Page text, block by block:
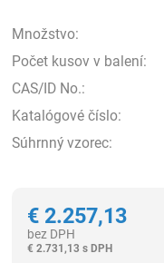
Množstvo:
Počet kusov v balení:
CAS/ID No.:
Katalógové číslo:
Súhrnný vzorec:
€ 2.257,13
bez DPH
€ 2.731,13 s DPH